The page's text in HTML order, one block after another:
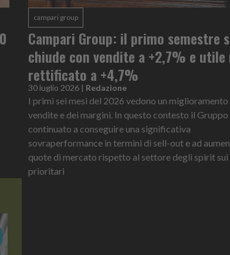
campari group
Campari Group: il primo semestre
chiude con vendite a +2,7% e
rettificato a +4,7%
30 luglio 2026 | Redazione
I primi sei mesi del 2026 vedono un
vendite e dei margini. In questo contesto il Gruppo
continuato a conseguire una significativa
sovraperformance in termini di sell-out e ad
quote di mercato rispetto al settore degli spirit sui
prioritari